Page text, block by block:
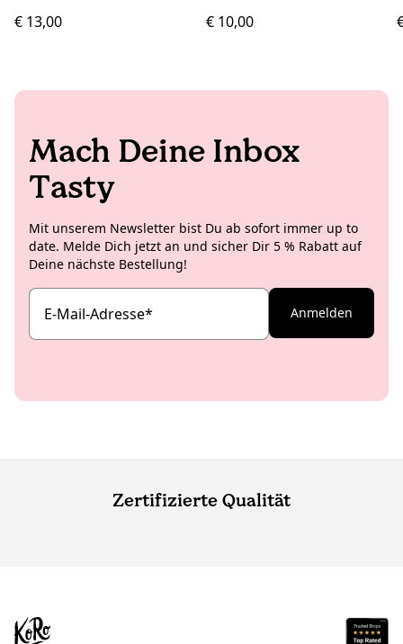
€ 13,00 € 10,00
Mach Deine Inbox
Tasty
Mit unserem Newsletter bist Du ab sofort immer up to
date. Melde Dich jetzt an und sicher Dir 5 % Rabatt auf
Deine nächste Bestellung!
E-Mail-Adresse* Anmelden
Zertifizierte Qualität